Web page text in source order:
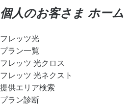
個人のお客さま ホーム
フレッツ光
プラン一覧
フレッツ 光クロス
フレッツ 光ネクスト
提供エリア検索
プラン診断